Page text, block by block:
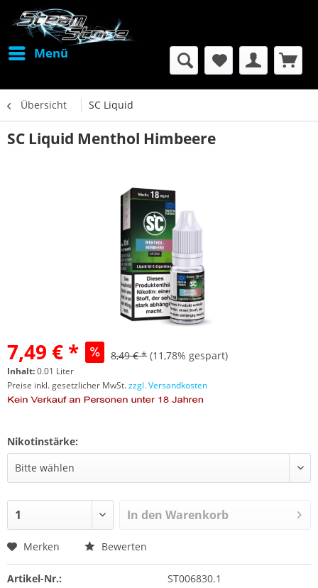
Menü
Übersicht SC Liquid
SC Liquid Menthol Himbeere
7,49 € * 8,49 € * (11,78% gespart)
Inhalt:0.01 Liter
Preise inkl. gesetzlicher MwSt.zzgl. Versandkosten
Nikotinstärke:
In den Warenkorb
Merken Bewerten
Artikel-Nr.:
ST006830.1